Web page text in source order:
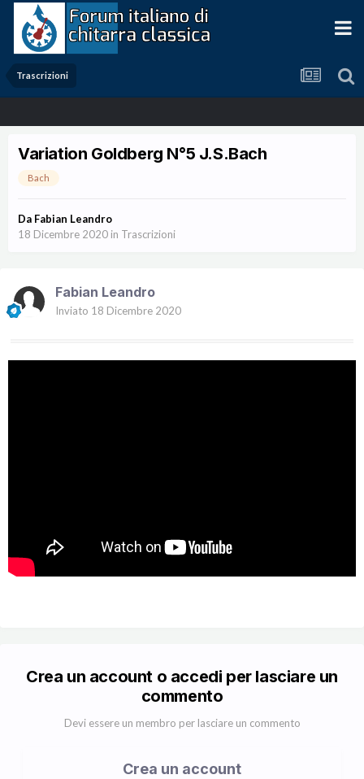
Trascrizioni
Variation Goldberg N°5 J.S.Bach
Bach
Da Fabian Leandro
18 Dicembre 2020 in Trascrizioni
Fabian Leandro
Inviato 18 Dicembre 2020
Crea un account o accedi per lasciare un
commento
Devi essere un membro per lasciare un commento
Crea un account